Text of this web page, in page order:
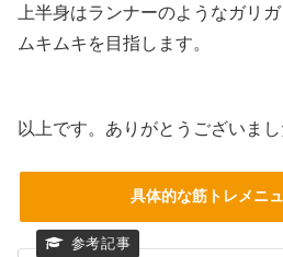
上半身はランナーのようなガリ
ムキムキを目指します。
以上です。ありがとうございまし
具体的な筋トレメニ